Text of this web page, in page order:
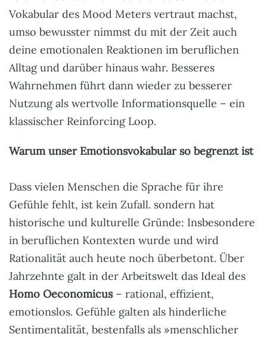
Vokabular des Mood Meters vertraut machst,
umso bewusster nimmst du mit der Zeit auch
deine emotionalen Reaktionen im beruflichen
Alltag und darüber hinaus wahr. Besseres
Wahrnehmen führt dann wieder zu besserer
Nutzung als wertvolle Informationsquelle – ein
klassischer Reinforcing Loop.
Warum unser Emotionsvokabular so begrenzt ist
Dass vielen Menschen die Sprache für ihre
Gefühle fehlt, ist kein Zufall. sondern hat
historische und kulturelle Gründe: Insbesondere
in beruflichen Kontexten wurde und wird
Rationalität auch heute noch überbetont. Über
Jahrzehnte galt in der Arbeitswelt das Ideal des
Homo Oeconomicus– rational, effizient,
emotionslos. Gefühle galten als hinderliche
Sentimentalität, bestenfalls als »menschlicher